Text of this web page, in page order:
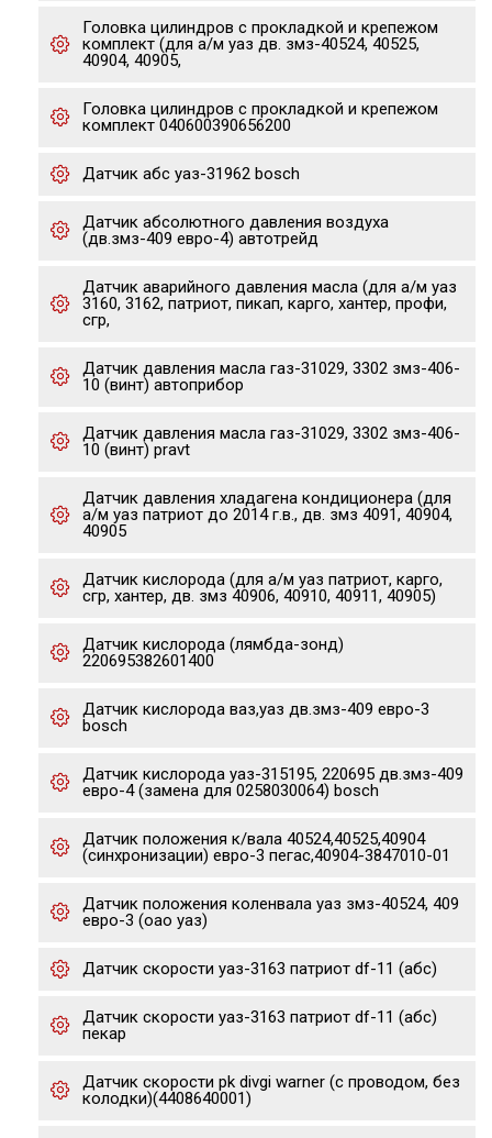
Головка цилиндров с прокладкой и крепежом
комплект (для а/м уаз дв. змз-40524, 40525,
40904, 40905,
Головка цилиндров с прокладкой и крепежом
комплект 040600390656200
Датчик абс уаз-31962 bosch
Датчик абсолютного давления воздуха
(дв.змз-409 евро-4) автотрейд
Датчик аварийного давления масла (для а/м уаз
3160, 3162, патриот, пикап, карго, хантер, профи,
сгр,
Датчик давления масла газ-31029, 3302 змз-406-
10 (винт) автоприбор
Датчик давления масла газ-31029, 3302 змз-406-
10 (винт) pravt
Датчик давления хладагена кондиционера (для
а/м уаз патриот до 2014 г.в., дв. змз 4091, 40904,
40905
Датчик кислорода (для а/м уаз патриот, карго,
сгр, хантер, дв. змз 40906, 40910, 40911, 40905)
Датчик кислорода (лямбда-зонд)
220695382601400
Датчик кислорода ваз,уаз дв.змз-409 евро-3
bosch
Датчик кислорода уаз-315195, 220695 дв.змз-409
евро-4 (замена для 0258030064) bosch
Датчик положения к/вала 40524,40525,40904
(синхронизации) евро-3 пегас,40904-3847010-01
Датчик положения коленвала уаз змз-40524, 409
евро-3 (оао уаз)
Датчик скорости уаз-3163 патриот df-11 (абс)
Датчик скорости уаз-3163 патриот df-11 (абс)
пекар
Датчик скорости pk divgi warner (с проводом, без
колодки)(4408640001)